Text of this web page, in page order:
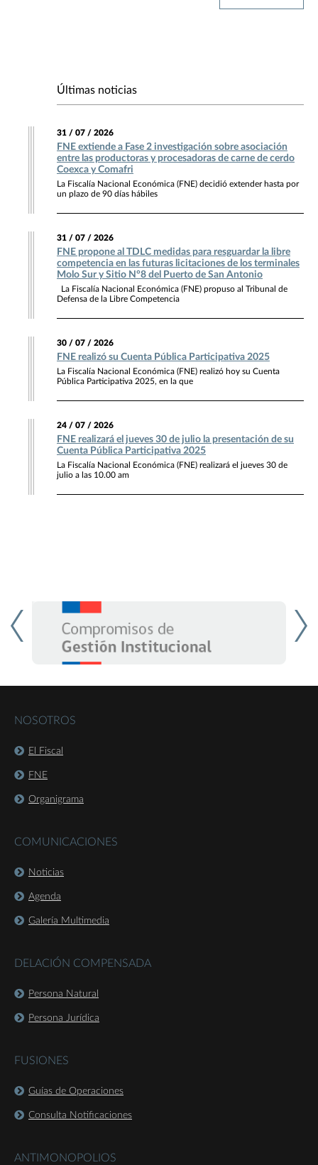
Últimas noticias
31 / 07 / 2026
FNE extiende a Fase 2 investigación sobre asociación
entre las productoras y procesadoras de carne de cerdo
Coexca y Comafri
La Fiscalía Nacional Económica (FNE) decidió extender hasta por
un plazo de 90 días hábiles
31 / 07 / 2026
FNE propone al TDLC medidas para resguardar la libre
competencia en las futuras licitaciones de los terminales
Molo Sur y Sitio N°8 del Puerto de San Antonio
La Fiscalía Nacional Económica (FNE) propuso al Tribunal de
Defensa de la Libre Competencia
30 / 07 / 2026
FNE realizó su Cuenta Pública Participativa 2025
La Fiscalía Nacional Económica (FNE) realizó hoy su Cuenta
Pública Participativa 2025, en la que
24 / 07 / 2026
FNE realizará el jueves 30 de julio la presentación de su
Cuenta Pública Participativa 2025
La Fiscalía Nacional Económica (FNE) realizará el jueves 30 de
julio a las 10.00 am
NOSOTROS
El Fiscal
FNE
Organigrama
COMUNICACIONES
Noticias
Agenda
Galería Multimedia
DELACIÓN COMPENSADA
Persona Natural
Persona Jurídica
FUSIONES
Guías de Operaciones
Consulta Notificaciones
ANTIMONOPOLIOS